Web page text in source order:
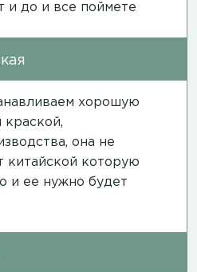
и до и все поймете
хорошую
она не
китайской которую
и ее нужно будет